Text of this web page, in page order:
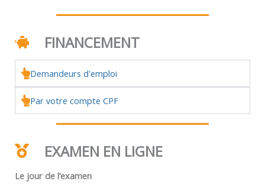
FINANCEMENT
Demandeurs d'emploi
Par votre compte CPF
EXAMEN EN LIGNE
Le jour de l’examen